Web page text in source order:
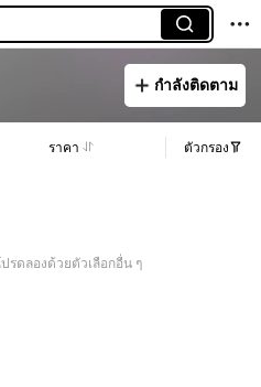
กำลังติดตาม
ราคา ตัวกรอง
รดลองด้วยตัวเลือกอื่น ๆ